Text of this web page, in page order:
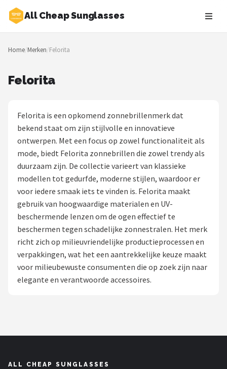
All Cheap Sunglasses
Zoeken
NAVIGATIE
Blog
Zonnebrillen
Baby zonnebrillen
Shop
POPULAIRE MERKEN
Polaroid
KIMU
Kingseven
Home/Merken/Felorita
Felorita
Felorita is een opkomend zonnebrillenmerk dat
bekend staat om zijn stijlvolle en innovatieve
ontwerpen. Met een focus op zowel functionaliteit als
mode, biedt Felorita zonnebrillen die zowel trendy als
duurzaam zijn. De collectie varieert van klassieke
modellen tot gedurfde, moderne stijlen, waardoor er
voor iedere smaak iets te vinden is. Felorita maakt
gebruik van hoogwaardige materialen en UV-
beschermende lenzen om de ogen effectief te
beschermen tegen schadelijke zonnestralen. Het merk
richt zich op milieuvriendelijke productieprocessen en
verpakkingen, wat het een aantrekkelijke keuze maakt
voor milieubewuste consumenten die op zoek zijn naar
elegante en verantwoorde accessoires.
ALL CHEAP SUNGLASSES